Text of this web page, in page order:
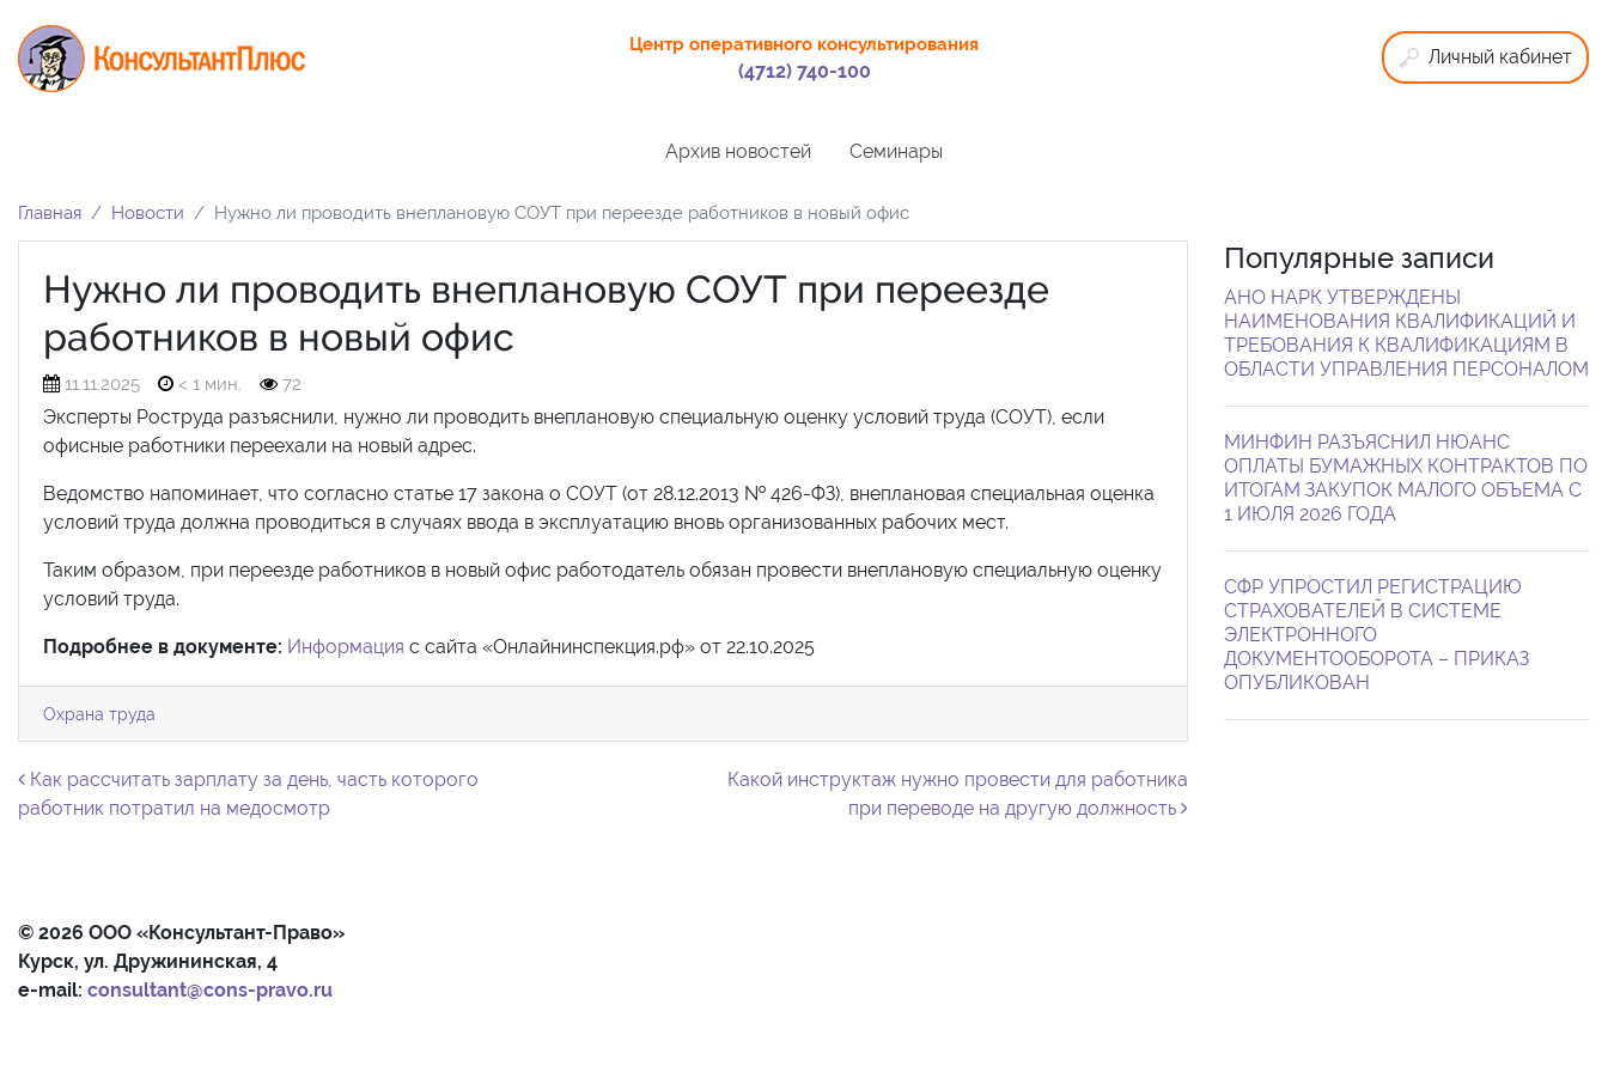
Центр оперативного консультирования
(4712) 740-100
Личный кабинет
Архив новостей Семинары
Главная Новости Нужно ли проводить внеплановую СОУТ при переезде работников в новый офис
Нужно ли проводить внеплановую СОУТ при переезде
работников в новый офис
11.11.2025 < 1 мин. 72
Эксперты Роструда разъяснили, нужно ли проводить внеплановую специальную оценку условий труда (СОУТ), если
офисные работники переехали на новый адрес.
Ведомство напоминает, что согласно статье 17 закона о СОУТ (от 28.12.2013 № 426-ФЗ), внеплановая специальная оценка
условий труда должна проводиться в случаях ввода в эксплуатацию вновь организованных рабочих мест.
Таким образом, при переезде работников в новый офис работодатель обязан провести внеплановую специальную оценку
условий труда.
Подробнее в документе: Информация с сайта «Онлайнинспекция.рф» от 22.10.2025
Охрана труда
Навигация по записям
Как рассчитать зарплату за день, часть которого
работник потратил на медосмотр
Какой инструктаж нужно провести для работника
при переводе на другую должность
Популярные записи
АНО НАРК УТВЕРЖДЕНЫ
НАИМЕНОВАНИЯ КВАЛИФИКАЦИЙ И
ТРЕБОВАНИЯ К КВАЛИФИКАЦИЯМ В
ОБЛАСТИ УПРАВЛЕНИЯ ПЕРСОНАЛОМ
МИНФИН РАЗЪЯСНИЛ НЮАНС
ОПЛАТЫ БУМАЖНЫХ КОНТРАКТОВ ПО
ИТОГАМ ЗАКУПОК МАЛОГО ОБЪЕМА С
1 ИЮЛЯ 2026 ГОДА
СФР УПРОСТИЛ РЕГИСТРАЦИЮ
СТРАХОВАТЕЛЕЙ В СИСТЕМЕ
ЭЛЕКТРОННОГО
ДОКУМЕНТООБОРОТА – ПРИКАЗ
ОПУБЛИКОВАН
© 2026 ООО «Консультант-Право»
Курск, ул. Дружининская, 4
e-mail: consultant@cons-pravo.ru